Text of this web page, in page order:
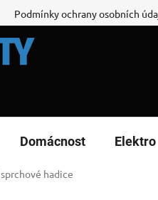
Podmínky ochrany osobních
Domácnost Elektro
sprchové hadice